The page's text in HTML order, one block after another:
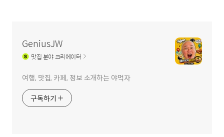
GeniusJW
맛집분야 크리에이터
여행, 맛집, 카페, 정보 소개하는 야먹자
구독하기